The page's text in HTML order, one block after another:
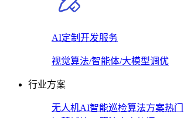
AI定制开发服务
视觉算法/智能体/大模型调优
行业方案
无人机AI智能巡检算法方案热门